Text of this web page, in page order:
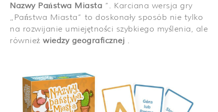
Nazwy Państwa Miasta ”. Karciana wersja gry
„Państwa Miasta” to doskonały sposób nie tylko
na rozwijanie umiejętności szybkiego myślenia, ale
również wiedzy geograficznej .